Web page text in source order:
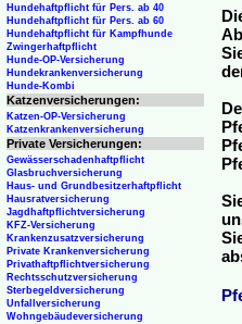
Hundehaftpflicht für Pers. ab 40
Hundehaftpflicht für Pers. ab 60
Hundehaftpflicht für Kampfhunde
Zwingerhaftpflicht
Hunde-OP-Versicherung
Hundekrankenversicherung
Hunde-Kombi
Katzenversicherungen:
Katzen-OP-Versicherung
Katzenkrankenversicherung
Private Versicherungen:
Gewässerschadenhaftpflicht
Glasbruchversicherung
Haus- und Grundbesitzerhaftpflicht
Hausratversicherung
Jagdhaftpflichtversicherung
KFZ-Versicherung
Krankenzusatzversicherung
Private Krankenversicherung
Privathaftpflichtversicherung
Rechtsschutzversicherung
Sterbegeldversicherung
Unfallversicherung
Wohngebäudeversicherung